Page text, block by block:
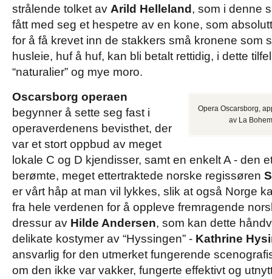
strålende tolket av Arild Helleland , som i denne
fått med seg et hespetre av en kone, som
for å få krevet inn de stakkers små kronene som
husleie, huf å huf, kan bli betalt rettidig, i dette
“naturalier” og mye moro.
Opera Oscarsborg,
av La
Oscarsborg operaen
begynner å sette seg fast i
operaverdenens bevisthet, der
var et stort oppbud av meget
lokale C og D kjendisser, samt en enkelt A - den
berømte, meget ettertraktede norske regissøren
er vårt håp at man vil lykkes, slik at også Norge
fra hele verdenen for å oppleve fremragende
dressur av Hilde Andersen, som kan dette
delikate kostymer av “Hyssingen” - Kathrine
ansvarlig for den utmerket fungerende
om den ikke var vakker, fungerte effektivt og